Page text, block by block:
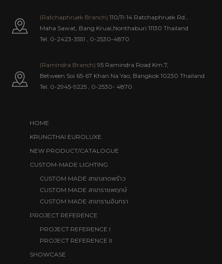
(Ratchaphruek Branch) 110/11-14 Ratchaphruek Rd.,
Maha Sawat, Bang Kruai,Nonthaburi 11130 Thailand
Tel. 0-2423-3551 , 0-2530-4870
(Ramindra Branch) 95 Ramindra Road Km.7,
Between Soi 65-67 Khan Na Yao, Bangkok 10230 Thailand
Tel. 0-2945-9225 , 0-2530- 4870
HOME
KRUNGTHAI EUROLUXE
NEW PRODUCT/CATALOGUE
CUSTOM-MADE LIGHTING
CUSTOM MADE สาขาลาดพร้าว
CUSTOM MADE สาขาราชพฤกษ์
CUSTOM MADE สาขารามอินทรา
PROJECT REFERENCE
PROJECT REFERENCE I
PROJECT REFERENCE II
SHOWCASE